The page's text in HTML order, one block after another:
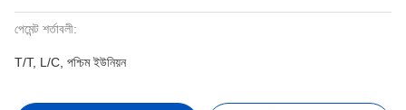
পেমেন্ট শর্তাবলী:
T/T, L/C, পশ্চিম ইউনিয়ন